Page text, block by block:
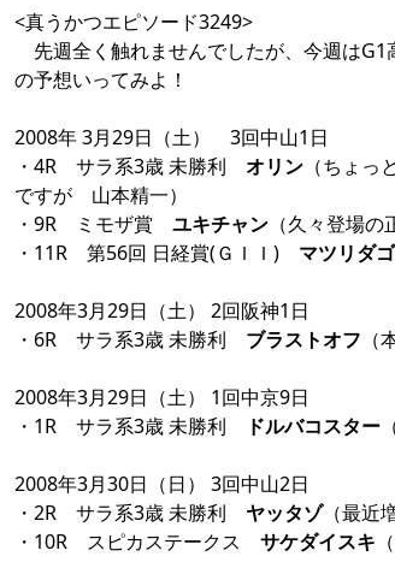
<真うかつエピソード3249>
先週全く触れませんでしたが、今週はG1
の予想いってみよ！
2008年 3月29日（土） 3回中山1日
・4R サラ系3歳 未勝利 オリン （ちょ
ですが 山本精一）
・9R ミモザ賞 ユキチャン （久々登場
・11R 第56回 日経賞(ＧＩＩ) マツリダ
2008年3月29日（土） 2回阪神1日
・6R サラ系3歳 未勝利 ブラストオフ
2008年3月29日（土） 1回中京9日
・1R サラ系3歳 未勝利
ドルバコスター
2008年3月30日（日） 3回中山2日
・2R サラ系3歳 未勝利 ヤッタゾ（最近
・10R スピカステークス サケダイスキ